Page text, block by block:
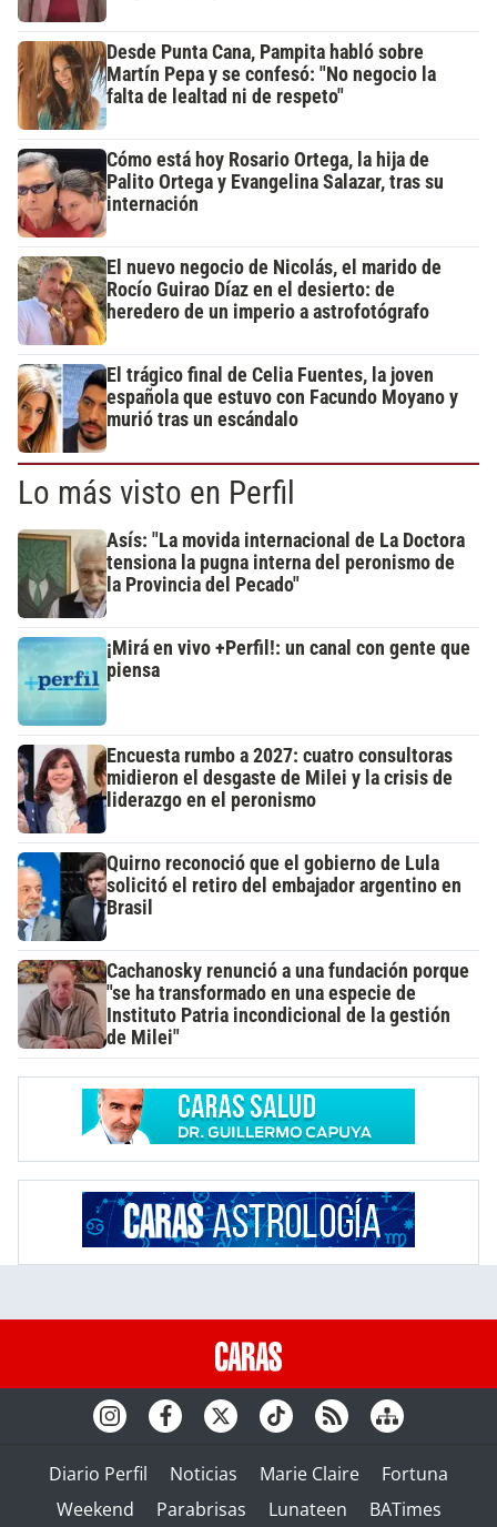
Desde Punta Cana, Pampita habló sobre
Martín Pepa y se confesó: "No negocio la
falta de lealtad ni de respeto"
Cómo está hoy Rosario Ortega, la hija de
Palito Ortega y Evangelina Salazar, tras su
internación
El nuevo negocio de Nicolás, el marido de
Rocío Guirao Díaz en el desierto: de
heredero de un imperio a astrofotógrafo
El trágico final de Celia Fuentes, la joven
española que estuvo con Facundo Moyano y
murió tras un escándalo
Lo más visto en Perfil
Asís: "La movida internacional de La Doctora
tensiona la pugna interna del peronismo de
la Provincia del Pecado"
¡Mirá en vivo +Perfil!: un canal con gente que
piensa
Encuesta rumbo a 2027: cuatro consultoras
midieron el desgaste de Milei y la crisis de
liderazgo en el peronismo
Quirno reconoció que el gobierno de Lula
solicitó el retiro del embajador argentino en
Brasil
Cachanosky renunció a una fundación porque
"se ha transformado en una especie de
Instituto Patria incondicional de la gestión
de Milei"
Diario Perfil Noticias Marie Claire
Fortuna
Weekend
Parabrisas Lunateen BATimes